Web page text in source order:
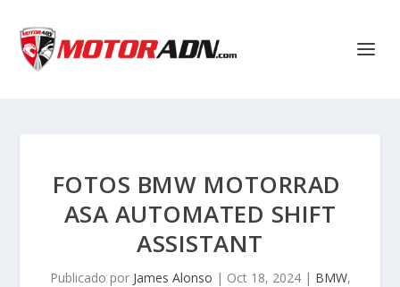
FOTOS BMW MOTORRAD
ASA AUTOMATED SHIFT
ASSISTANT
Publicado por James Alonso | Oct 18, 2024| BMW,